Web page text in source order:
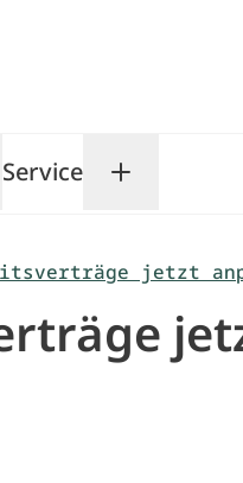
submenu
Messe submenu
Service Toggle
jetzt